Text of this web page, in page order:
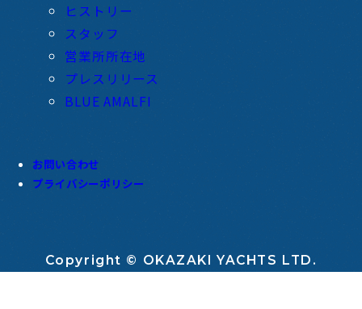
ヒストリー
スタッフ
営業所所在地
プレスリリース
BLUE AMALFI
お問い合わせ
プライバシーポリシー
Copyright © OKAZAKI YACHTS LTD.